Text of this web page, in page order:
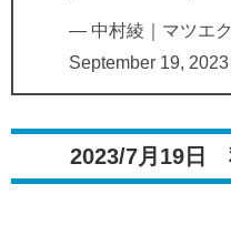
— 中村綾｜マツエ
September 19, 2023
2023/7月19日